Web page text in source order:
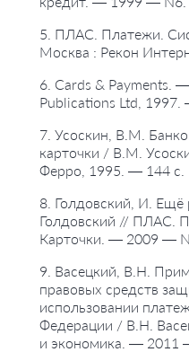
5. ПЛАС. Платежи.
Москва : Рекон
6. Cards & Payments.
Publications Ltd, 1997.
7. Усоскин, В.М.
карточки / В.М.
Ферро, 1995. — 144 с.
8. Голдовский, И. Ещё
Голдовский // ПЛАС.
Карточки. — 2009 —
9. Васецкий, В.Н.
правовых средств
использовании
Федерации / В.Н.
и экономика. — 2011